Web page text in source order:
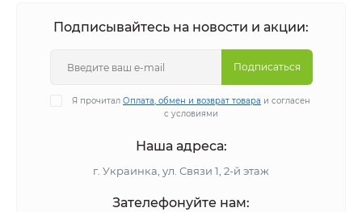
Подписывайтесь на новости и акции:
Подписаться
Я прочитал Оплата, обмен и возврат товара и согласен
с условиями
Наша адреса:
г. Украинка, ул. Связи 1, 2-й этаж
Зателефонуйте нам: